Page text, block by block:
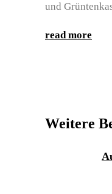
und
read more
Weitere